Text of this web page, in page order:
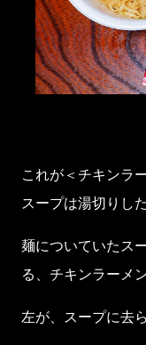
これが＜チキンラ
スープは湯切りし
麺についていたス
る、チキンラーメ
左が、スープに去